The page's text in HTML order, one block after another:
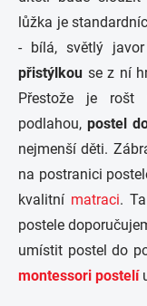
lůžka je
- bílá, světlý
přistýlkou se z ní
Přestože je rošt
podlahou, postel
nejmenší děti.
na postranici
kvalitní matraci.
postele
umístit postel do
montessori postelí